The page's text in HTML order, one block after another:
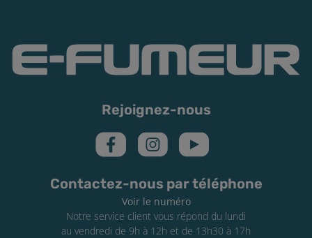
Fermez soigneusement le bouchon de votre flacon
après utilisation
Les e-liquides sont des produits interdits aux mineurs.
Ils sont également déconseillés aux femmes enceintes
et aux personnes atteintes d'hypertension ou de
À conserver sous clé et hors de portée des enfants. En
cas de contact avec la peau, les yeux ou une ingestion,
appeler immédiatement un centre antipoison ou un
Rejoignez-nous
Contactez-nous par téléphone
Voir le numéro
Notre service client vous répond du lundi
au vendredi de 9h à 12h et de 13h30 à 17h